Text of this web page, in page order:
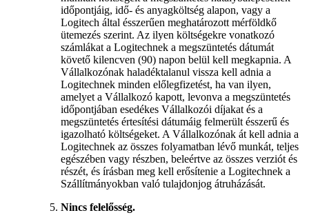
időpontjáig, idő- és anyagköltség alapon, vagy a
Logitech által ésszerűen meghatározott mérföldkő
ütemezés szerint. Az ilyen költségekre vonatkozó
számlákat a Logitechnek a megszüntetés dátumát
követő kilencven (90) napon belül kell megkapnia. A
Vállalkozónak haladéktalanul vissza kell adnia a
Logitechnek minden előlegfizetést, ha van ilyen,
amelyet a Vállalkozó kapott, levonva a megszüntetés
időpontjában esedékes Vállalkozói díjakat és a
megszüntetés értesítési dátumáig felmerült ésszerű és
igazolható költségeket. A Vállalkozónak át kell adnia a
Logitechnek az összes folyamatban lévő munkát, teljes
egészében vagy részben, beleértve az összes verziót és
részét, és írásban meg kell erősítenie a Logitechnek a
Szállítmányokban való tulajdonjog átruházását.
Nincs felelősség.